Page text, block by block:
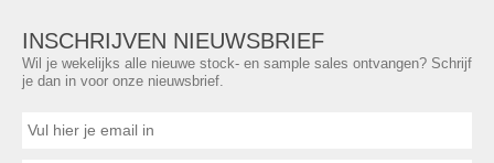
INSCHRIJVEN NIEUWSBRIEF
Wil je wekelijks alle nieuwe stock- en sample sales ontvangen? Schrijf
je dan in voor onze nieuwsbrief.